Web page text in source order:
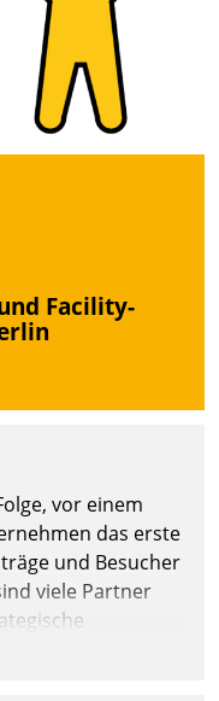
Facility-
vor einem
das erste
und Besucher
viele Partner